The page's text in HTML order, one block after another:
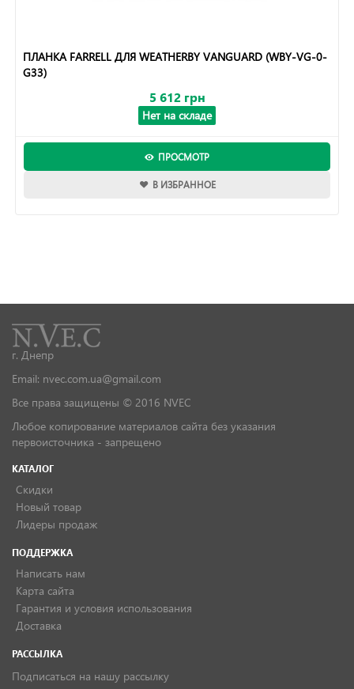
ПЛАНКА FARRELL ДЛЯ WEATHERBY VANGUARD (WBY-VG-0-
G33)
5 612 грн
Нет на складе
ПРОСМОТР
В ИЗБРАННОЕ
г. Днепр
Email: nvec.com.ua@gmail.com
Все права защищены © 2016 NVEC
Любое копирование материалов сайта без указания
первоисточника - запрещено
КАТАЛОГ
Скидки
Новый товар
Лидеры продаж
ПОДДЕРЖКА
Написать нам
Карта сайта
Гарантия и условия использования
Доставка
РАССЫЛКА
Подписаться на нашу рассылку